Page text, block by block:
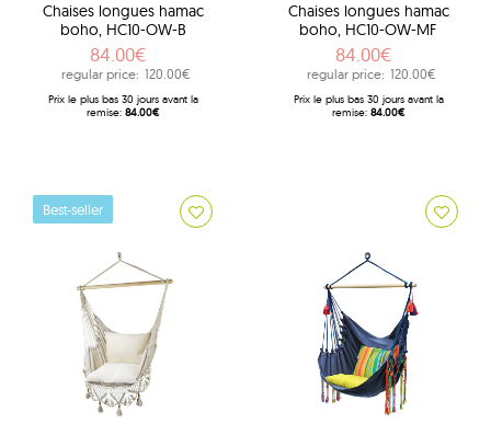
Chaises longues hamac
boho, HC10-OW-B
84.00€
regular price: 120.00€
Prix ​​le plus bas 30 jours avant la
remise: 84.00€
Chaises longues hamac
boho, HC10-OW-MF
84.00€
regular price: 120.00€
Prix ​​le plus bas 30 jours avant la
remise: 84.00€
Best-seller